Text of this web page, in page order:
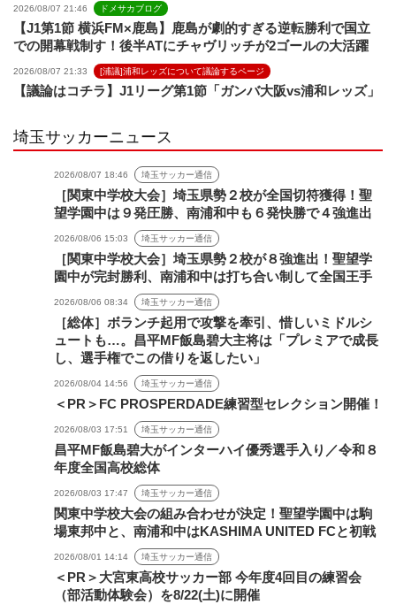
2026/08/07 21:46 ドメサカブログ
【J1第1節 横浜FM×鹿島】鹿島が劇的すぎる逆転勝利で国立
での開幕戦制す！後半ATにチャヴリッチが2ゴールの大活躍
2026/08/07 21:33 [浦議]浦和レッズについて議論するページ
【議論はコチラ】J1リーグ第1節「ガンバ大阪vs浦和レッズ」
埼玉サッカーニュース
2026/08/07 18:46 埼玉サッカー通信
［関東中学校大会］埼玉県勢２校が全国切符獲得！聖
望学園中は９発圧勝、南浦和中も６発快勝で４強進出
2026/08/06 15:03 埼玉サッカー通信
［関東中学校大会］埼玉県勢２校が８強進出！聖望学
園中が完封勝利、南浦和中は打ち合い制して全国王手
2026/08/06 08:34 埼玉サッカー通信
［総体］ボランチ起用で攻撃を牽引、惜しいミドルシ
ュートも…。昌平MF飯島碧大主将は「プレミアで成長
し、選手権でこの借りを返したい」
2026/08/04 14:56 埼玉サッカー通信
＜PR＞FC PROSPERDADE練習型セレクション開催！
2026/08/03 17:51 埼玉サッカー通信
昌平MF飯島碧大がインターハイ優秀選手入り／令和８
年度全国高校総体
2026/08/03 17:47 埼玉サッカー通信
関東中学校大会の組み合わせが決定！聖望学園中は駒
場東邦中と、南浦和中はKASHIMA UNITED FCと初戦
2026/08/01 14:14 埼玉サッカー通信
＜PR＞大宮東高校サッカー部 今年度4回目の練習会
（部活動体験会）を8/22(土)に開催